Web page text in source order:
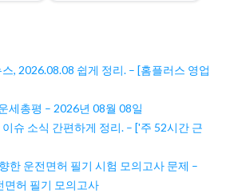
, 2026.08.08 쉽게 정리. – [홈플러스 영업
세총평 – 2026년 08월 08일
슈 소식 간편하게 정리. – ['주 52시간 근
한 운전면허 필기 시험 모의고사 문제 –
면허 필기 모의고사